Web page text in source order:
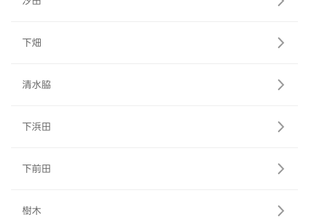
下畑
清水脇
下浜田
下前田
樹木